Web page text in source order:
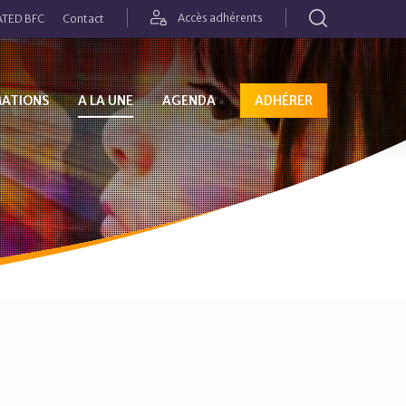
BFC Contact Accès adhérents
A LA UNE AGENDA ADHÉRER